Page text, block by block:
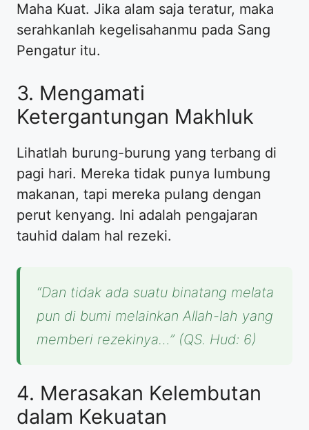
Maha Kuat. Jika alam saja teratur, maka
serahkanlah kegelisahanmu pada Sang
Pengatur itu.
3. Mengamati
Ketergantungan Makhluk
Lihatlah burung-burung yang terbang di
pagi hari. Mereka tidak punya lumbung
makanan, tapi mereka pulang dengan
perut kenyang. Ini adalah pengajaran
tauhid dalam hal rezeki.
“Dan tidak ada suatu binatang melata
pun di bumi melainkan Allah-lah yang
memberi rezekinya…” (QS. Hud: 6)
4. Merasakan Kelembutan
dalam Kekuatan